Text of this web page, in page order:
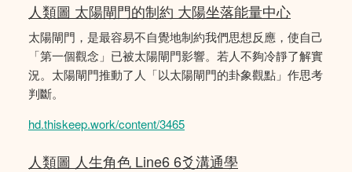
人類圖 太陽閘門的制約 大陽坐落能量中心
太陽閘門，是最容易不自覺地制約我們思想反應，使自己
「第一個觀念」已被太陽閘門影響。若人不夠冷靜了解實
況。太陽閘門推動了人「以太陽閘門的卦象觀點」作思考
判斷。
hd.thiskeep.work/content/3465
人類圖 人生角色 Line6 6爻溝通學